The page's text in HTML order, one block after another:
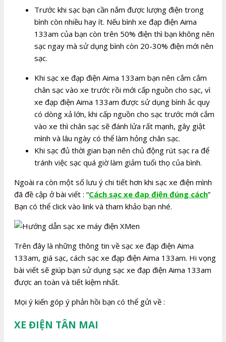
Trước khi sạc bạn cần nắm được lượng điện trong
bình còn nhiều hay ít. Nếu bình xe đạp điện Aima
133am của bạn còn trên 50% điện thì bạn không nên
sạc ngay mà sử dụng bình còn 20-30% điện mới nên
sạc.
Khi sạc xe đạp điện Aima 133am bạn nên cắm cắm
chân sạc vào xe trước rồi mới cấp nguồn cho sạc, vì
xe đạp điện Aima 133am được sử dụng bình ắc quy
có dòng xả lớn, khi cấp nguồn cho sạc trước mới cắm
vào xe thì chân sạc sẽ đánh lửa rất mạnh, gây giật
mình và lâu ngày có thể làm hỏng chân sạc.
Khi sạc đủ thời gian bạn nên chủ động rút sạc ra để
tránh việc sạc quá giờ làm giảm tuổi thọ của bình.
Ngoài ra còn một số lưu ý chi tiết hơn khi sạc xe điện mình
đã đề cập ở bài viết : “Cách sạc xe đạp điện đúng cách”
Bạn có thể click vào link và tham khảo bạn nhé.
Trên đây là những thông tin về sạc xe đạp điện Aima
133am, giá sạc, cách sạc xe đạp điện Aima 133am. Hi vọng
bài viết sẽ giúp bạn sử dụng sạc xe đạp điện Aima 133am
được an toàn và tiết kiệm nhất.
Mọi ý kiến góp ý phản hồi bạn có thể gửi về :
XE ĐIỆN TÂN MAI